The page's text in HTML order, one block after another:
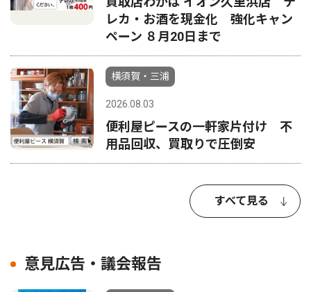
レカ・お酒を現金化 強化キャン
ペーン ８月20日まで
横須賀・三浦
2026.08.03
便利屋ピースの一軒家片付け 不
用品回収、買取りで圧倒安
すべて見る
意見広告・議会報告